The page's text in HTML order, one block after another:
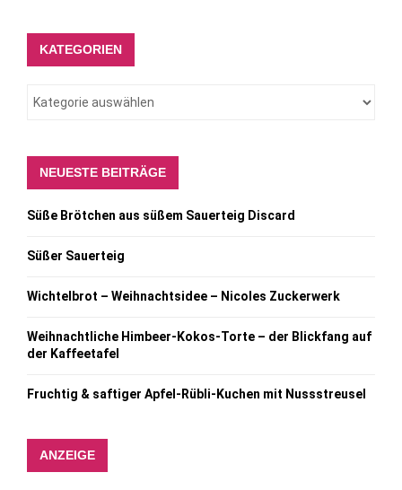
KATEGORIEN
NEUESTE BEITRÄGE
Süße Brötchen aus süßem Sauerteig Discard
Süßer Sauerteig
Wichtelbrot – Weihnachtsidee – Nicoles Zuckerwerk
Weihnachtliche Himbeer-Kokos-Torte – der Blickfang auf
der Kaffeetafel
Fruchtig & saftiger Apfel-Rübli-Kuchen mit Nussstreusel
ANZEIGE